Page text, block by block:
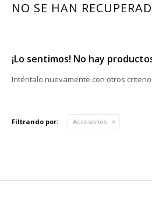
NO SE HAN
¡Lo sentimos! No hay
Inténtalo nuevamente con otros
Filtrando por: Accesorios